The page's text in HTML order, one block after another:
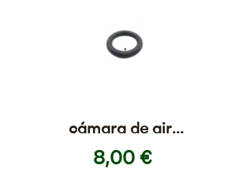
cámara de aire
10 x 2,125 recta
8,00 €